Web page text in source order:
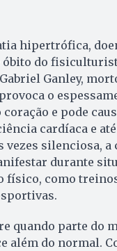
hipertrófica,
óbito do
Ganley,
o
coração e pode
cardíaca e
vezes silenciosa, a
durante
físico, como
quando parte do
além do normal.